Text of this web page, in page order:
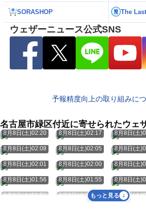
SORASHOP The
ウェザーニュース公式SNS
予報精度向上の取り組みに
名古屋市緑区付近に寄せられたウェ
8月8日(土)02:20 8月8日(土)02:17 8月8日(土
8月8日(土)02:08 8月8日(土)02:05 8月8日(土
8月8日(土)02:01 8月8日(土)02:00 8月8日(土
8月8日(土)01:56 8月8日(土)01:55 8月8日(土
8月8日(土)01:51 8月8日(土)01:47 8月8日(土
もっと見る